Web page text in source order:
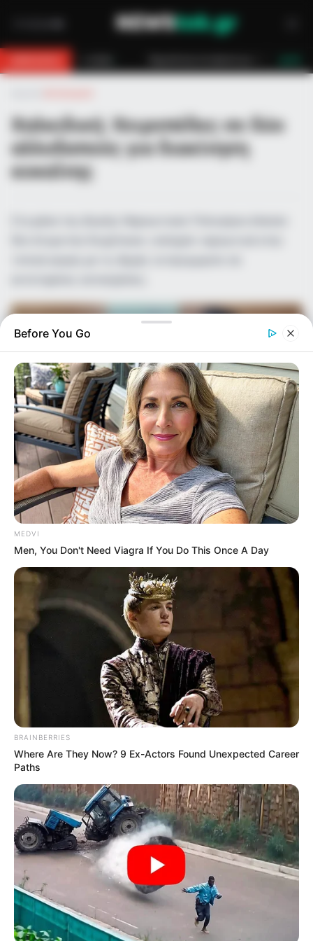
Χαλκιδική: Χειροπέδες σε δύο
αλλοδαπούς για διακίνηση
κοκαΐνης
NT Επιμέλεια
Σωτήρης Μπαρσάκης
31/05/2026, 16:24 · 4:24 ΜΜ
Τελευταία ενημέρωση
31/05/2026, 16:24 · 4:24 ΜΜ
Αστυνομικά
Κοινοποίησε άρθρο
newstok.grστην Google
Ανακαλύψτε περισσότερα άρθρα στα αποτελέσματα
Καίριο πλήγμα στα κυκλώματα διακίνησης
Before You Go
MEDVI
Men, You Don't Need Viagra If You Do This Once A Day
BRAINBERRIES
Where Are They Now? 9 Ex-Actors Found Unexpected Career
Paths